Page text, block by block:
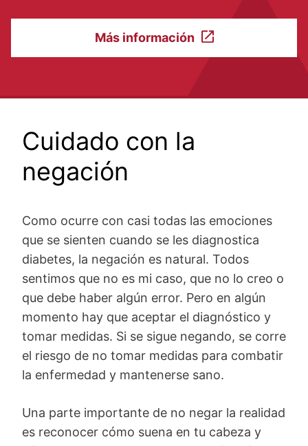
Más información
Cuidado con la
negación
Como ocurre con casi todas las emociones
que se sienten cuando se les diagnostica
diabetes, la negación es natural. Todos
sentimos que no es mi caso, que no lo creo o
que debe haber algún error. Pero en algún
momento hay que aceptar el diagnóstico y
tomar medidas. Si se sigue negando, se corre
el riesgo de no tomar medidas para combatir
la enfermedad y mantenerse sano.
Una parte importante de no negar la realidad
es reconocer cómo suena en tu cabeza y